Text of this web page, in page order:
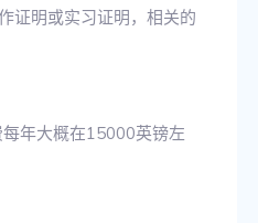
证明或实习证明，相关的
年大概在15000英镑左